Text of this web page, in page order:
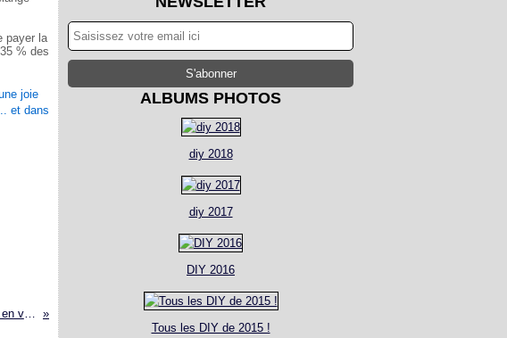
payer la
% des
joie
et dans
DECO DIY - Une petite visite de chez moi en vidéo
ALBUMS PHOTOS
diy 2018
diy 2017
DIY 2016
Tous les DIY de 2015 !